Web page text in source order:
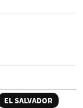
EL SALVADOR